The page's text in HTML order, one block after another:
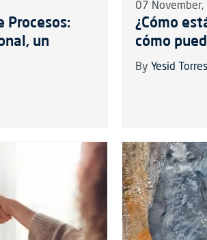
Procesos:
un
07
¿Cómo
cómo
By Yesid Torres